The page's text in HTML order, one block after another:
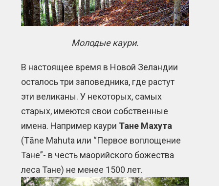
Молодые каури.
В настоящее время в Новой Зеландии
осталось три заповедника, где растут
эти великаны. У некоторых, самых
старых, имеются свои собственные
имена. Например каури Тане Махута
(Tāne Mahuta или “Первое воплощение
Тане”- в честь маорийского божества
леса Тане) не менее 1500 лет.